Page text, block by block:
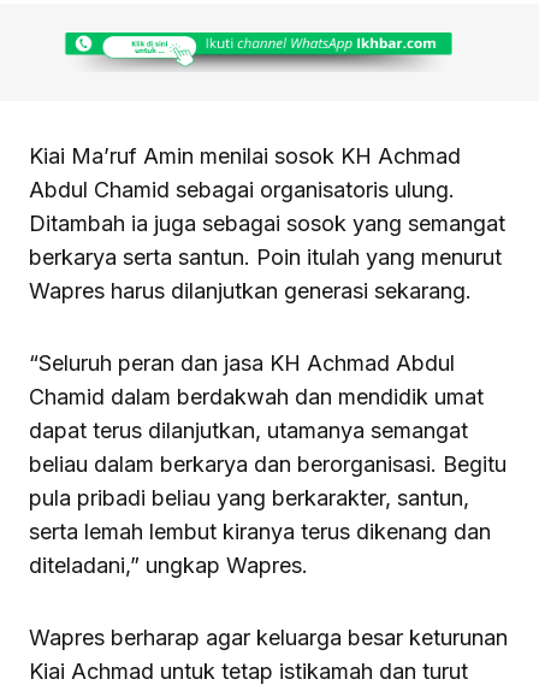
Kiai Ma’ruf Amin menilai sosok KH Achmad
Abdul Chamid sebagai organisatoris ulung.
Ditambah ia juga sebagai sosok yang semangat
berkarya serta santun. Poin itulah yang menurut
Wapres harus dilanjutkan generasi sekarang.
“Seluruh peran dan jasa KH Achmad Abdul
Chamid dalam berdakwah dan mendidik umat
dapat terus dilanjutkan, utamanya semangat
beliau dalam berkarya dan berorganisasi. Begitu
pula pribadi beliau yang berkarakter, santun,
serta lemah lembut kiranya terus dikenang dan
diteladani,” ungkap Wapres.
Wapres berharap agar keluarga besar keturunan
Kiai Achmad untuk tetap istikamah dan turut